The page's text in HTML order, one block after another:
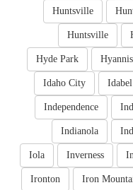
Huntsville
Huntsville
Hyannis
Hyde Park
Idabel
Idaho City
Independence
Indianola
Inverness
Iola
Iron
Ironton